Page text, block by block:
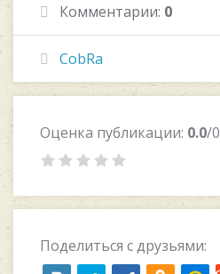
Комментарии: 0
CobRa
Оценка публикации: 0.0/0
Поделиться с друзьями: